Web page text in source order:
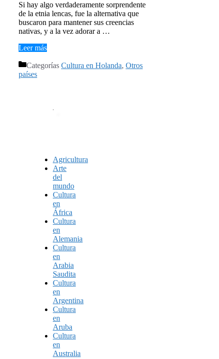
Si hay algo verdaderamente sorprendente
de la etnia lencas, fue la alternativa que
buscaron para mantener sus creencias
nativas, y a la vez adorar a …
Leer más
Categorías Cultura en Holanda, Otros
países
Agricultura
Arte
del
mundo
Cultura
en
África
Cultura
en
Alemania
Cultura
en
Arabia
Saudita
Cultura
en
Argentina
Cultura
en
Aruba
Cultura
en
Australia